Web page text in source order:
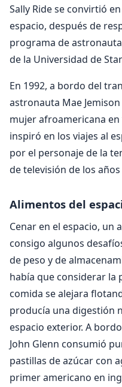
Sally Ride se convirtió
espacio, después de
programa de
de la Universidad de
En 1992, a bordo del
astronauta Mae
mujer afroamericana en
inspiró en los viajes al
por el personaje de la
de televisión de los años
Alimentos del
Cenar en el espacio, un
consigo algunos
de peso y de
había que considerar la
comida se alejara
producía una digestión
espacio exterior. A
John Glenn consumió
pastillas de azúcar con
primer americano en